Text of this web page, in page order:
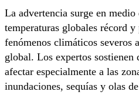
La advertencia surge en
temperaturas globales récord
fenómenos climáticos severos
global. Los expertos sostienen
afectar especialmente a las
inundaciones, sequías y olas